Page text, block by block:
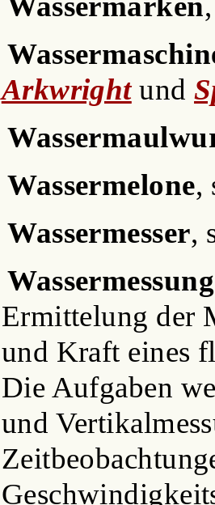
Arkwrightund
Wassermelone,
Wassermesser,
Wassermessung
Ermittelung der
und Kraft eines
Die Aufgaben
und